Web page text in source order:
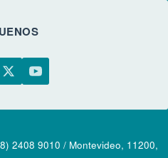
2408 9010 / Montevideo, 11200,